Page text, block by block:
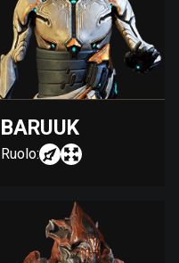
BARUUK
Ruolo: